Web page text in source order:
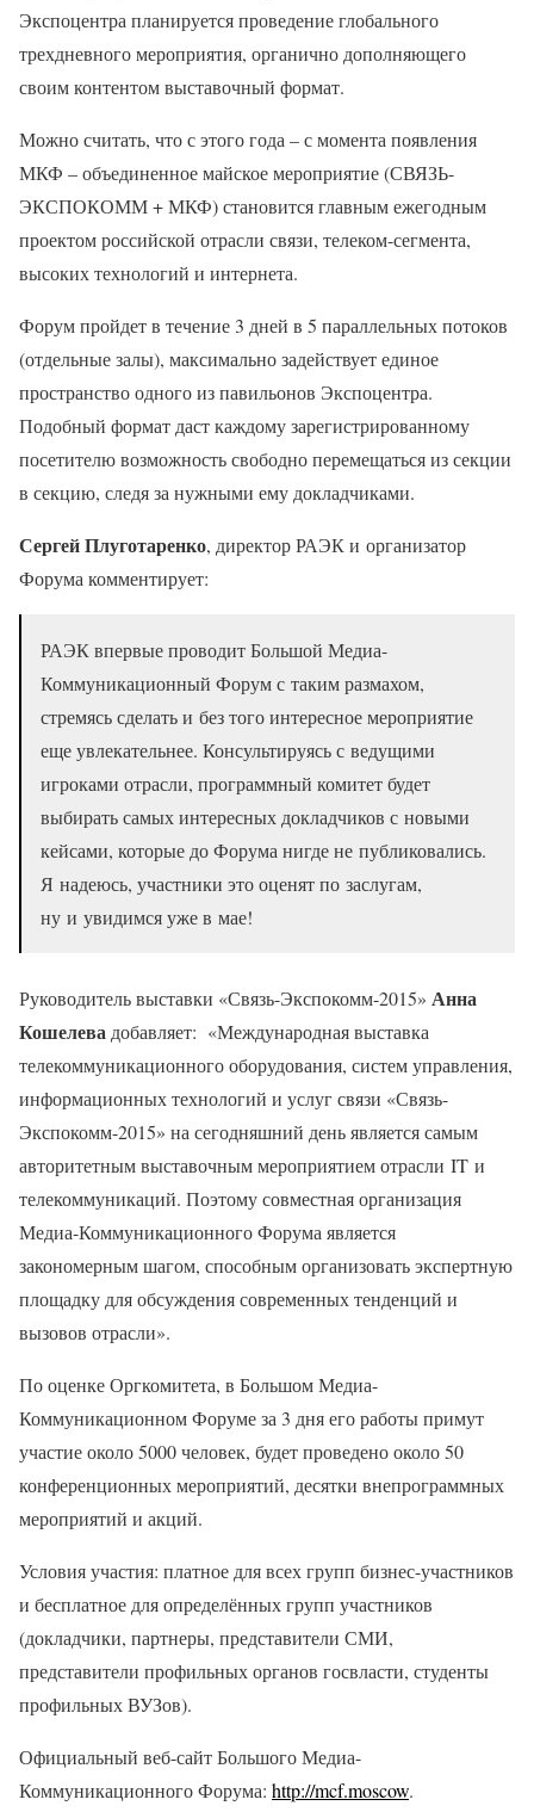
Экспоцентра планируется проведение глобального
трехдневного мероприятия, органично дополняющего
своим контентом выставочный формат.
Можно считать, что с этого года – с момента появления
МКФ – объединенное майское мероприятие (СВЯЗЬ-
ЭКСПОКОММ + МКФ) становится главным ежегодным
проектом российской отрасли связи, телеком-сегмента,
высоких технологий и интернета.
Форум пройдет в течение 3 дней в 5 параллельных потоков
(отдельные залы), максимально задействует единое
пространство одного из павильонов Экспоцентра.
Подобный формат даст каждому зарегистрированному
посетителю возможность свободно перемещаться из секции
в секцию, следя за нужными ему докладчиками.
Сергей Плуготаренко, директор РАЭК и организатор
Форума комментирует:
РАЭК впервые проводит Большой Медиа-
Коммуникационный Форум с таким размахом,
стремясь сделать и без того интересное мероприятие
еще увлекательнее. Консультируясь с ведущими
игроками отрасли, программный комитет будет
выбирать самых интересных докладчиков с новыми
кейсами, которые до Форума нигде не публиковались.
Я надеюсь, участники это оценят по заслугам,
ну и увидимся уже в мае!
Руководитель выставки «Связь-Экспокомм-2015» Анна
Кошелева добавляет: «Международная выставка
телекоммуникационного оборудования, систем управления,
информационных технологий и услуг связи «Связь-
Экспокомм-2015» на сегодняшний день является самым
авторитетным выставочным мероприятием отрасли IT и
телекоммуникаций. Поэтому совместная организация
Медиа-Коммуникационного Форума является
закономерным шагом, способным организовать экспертную
площадку для обсуждения современных тенденций и
вызовов отрасли».
По оценке Оргкомитета, в Большом Медиа-
Коммуникационном Форуме за 3 дня его работы примут
участие около 5000 человек, будет проведено около 50
конференционных мероприятий, десятки внепрограммных
мероприятий и акций.
Условия участия: платное для всех групп бизнес-участников
и бесплатное для определённых групп участников
(докладчики, партнеры, представители СМИ,
представители профильных органов госвласти, студенты
профильных ВУЗов).
Официальный веб-сайт Большого Медиа-
Коммуникационного Форума: http://mcf.moscow.